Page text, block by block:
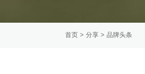
首页 > 分享 > 品牌头条